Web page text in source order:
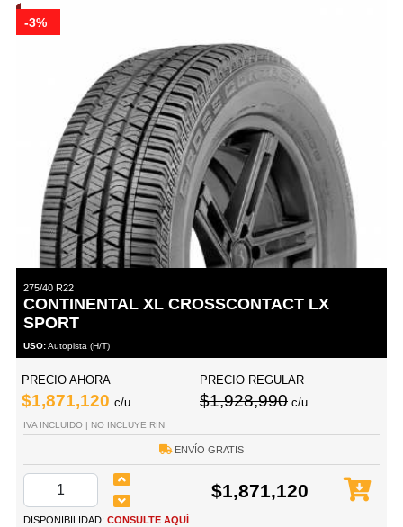
-3%
275/40 R22
CONTINENTAL XL CROSSCONTACT LX
SPORT
USO:Autopista (H/T)
PRECIO AHORA
$1,871,120 c/u
PRECIO REGULAR
$1,928,990 c/u
IVA INCLUIDO | NO INCLUYE RIN
ENVÍO GRATIS
$1,871,120
DISPONIBILIDAD: CONSULTE AQUÍ